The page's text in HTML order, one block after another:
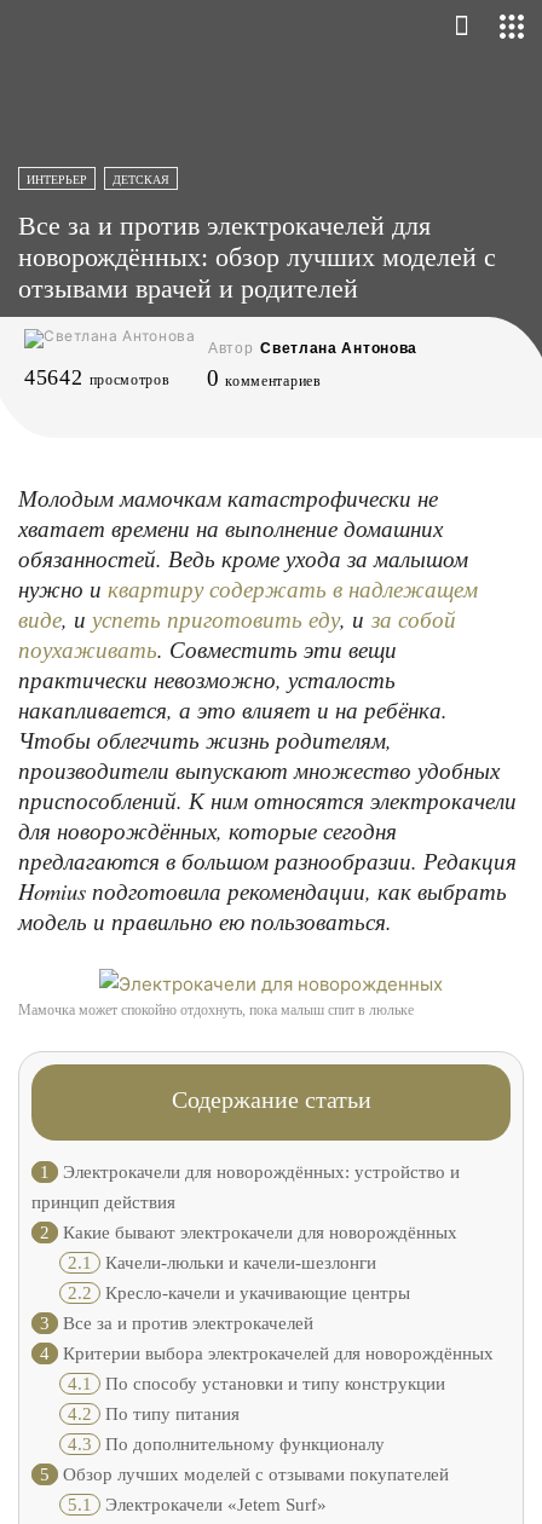
ИНТЕРЬЕР ДЕТСКАЯ
Все за и против электрокачелей для
новорождённых: обзор лучших моделей с
отзывами врачей и родителей
Автор Светлана Антонова
45642 просмотров 0 комментариев
Молодым мамочкам катастрофически не
хватает времени на выполнение домашних
обязанностей. Ведь кроме ухода за малышом
нужно и квартиру содержать в надлежащем
виде, и успеть приготовить еду, и за собой
поухаживать. Совместить эти вещи
практически невозможно, усталость
накапливается, а это влияет и на ребёнка.
Чтобы облегчить жизнь родителям,
производители выпускают множество удобных
приспособлений. К ним относятся электрокачели
для новорождённых, которые сегодня
предлагаются в большом разнообразии. Редакция
Homius подготовила рекомендации, как выбрать
модель и правильно ею пользоваться.
Мамочка может спокойно отдохнуть, пока малыш спит в люльке
Содержание статьи
1
Электрокачели для новорождённых: устройство и
принцип действия
2
Какие бывают электрокачели для новорождённых
2.1 Качели-люльки и качели-шезлонги
2.2 Кресло-качели и укачивающие центры
3
Все за и против электрокачелей
4
Критерии выбора электрокачелей для новорождённых
4.1 По способу установки и типу конструкции
4.2 По типу питания
4.3 По дополнительному функционалу
5
Обзор лучших моделей с отзывами покупателей
5.1 Электрокачели «Jetem Surf»